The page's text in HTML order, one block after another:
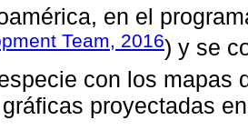
en el
Team, 2016) y se
con los mapas
proyectadas